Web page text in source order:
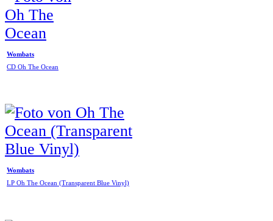
Wombats
CD Oh The Ocean
Wombats
LP Oh The Ocean (Transparent Blue Vinyl)